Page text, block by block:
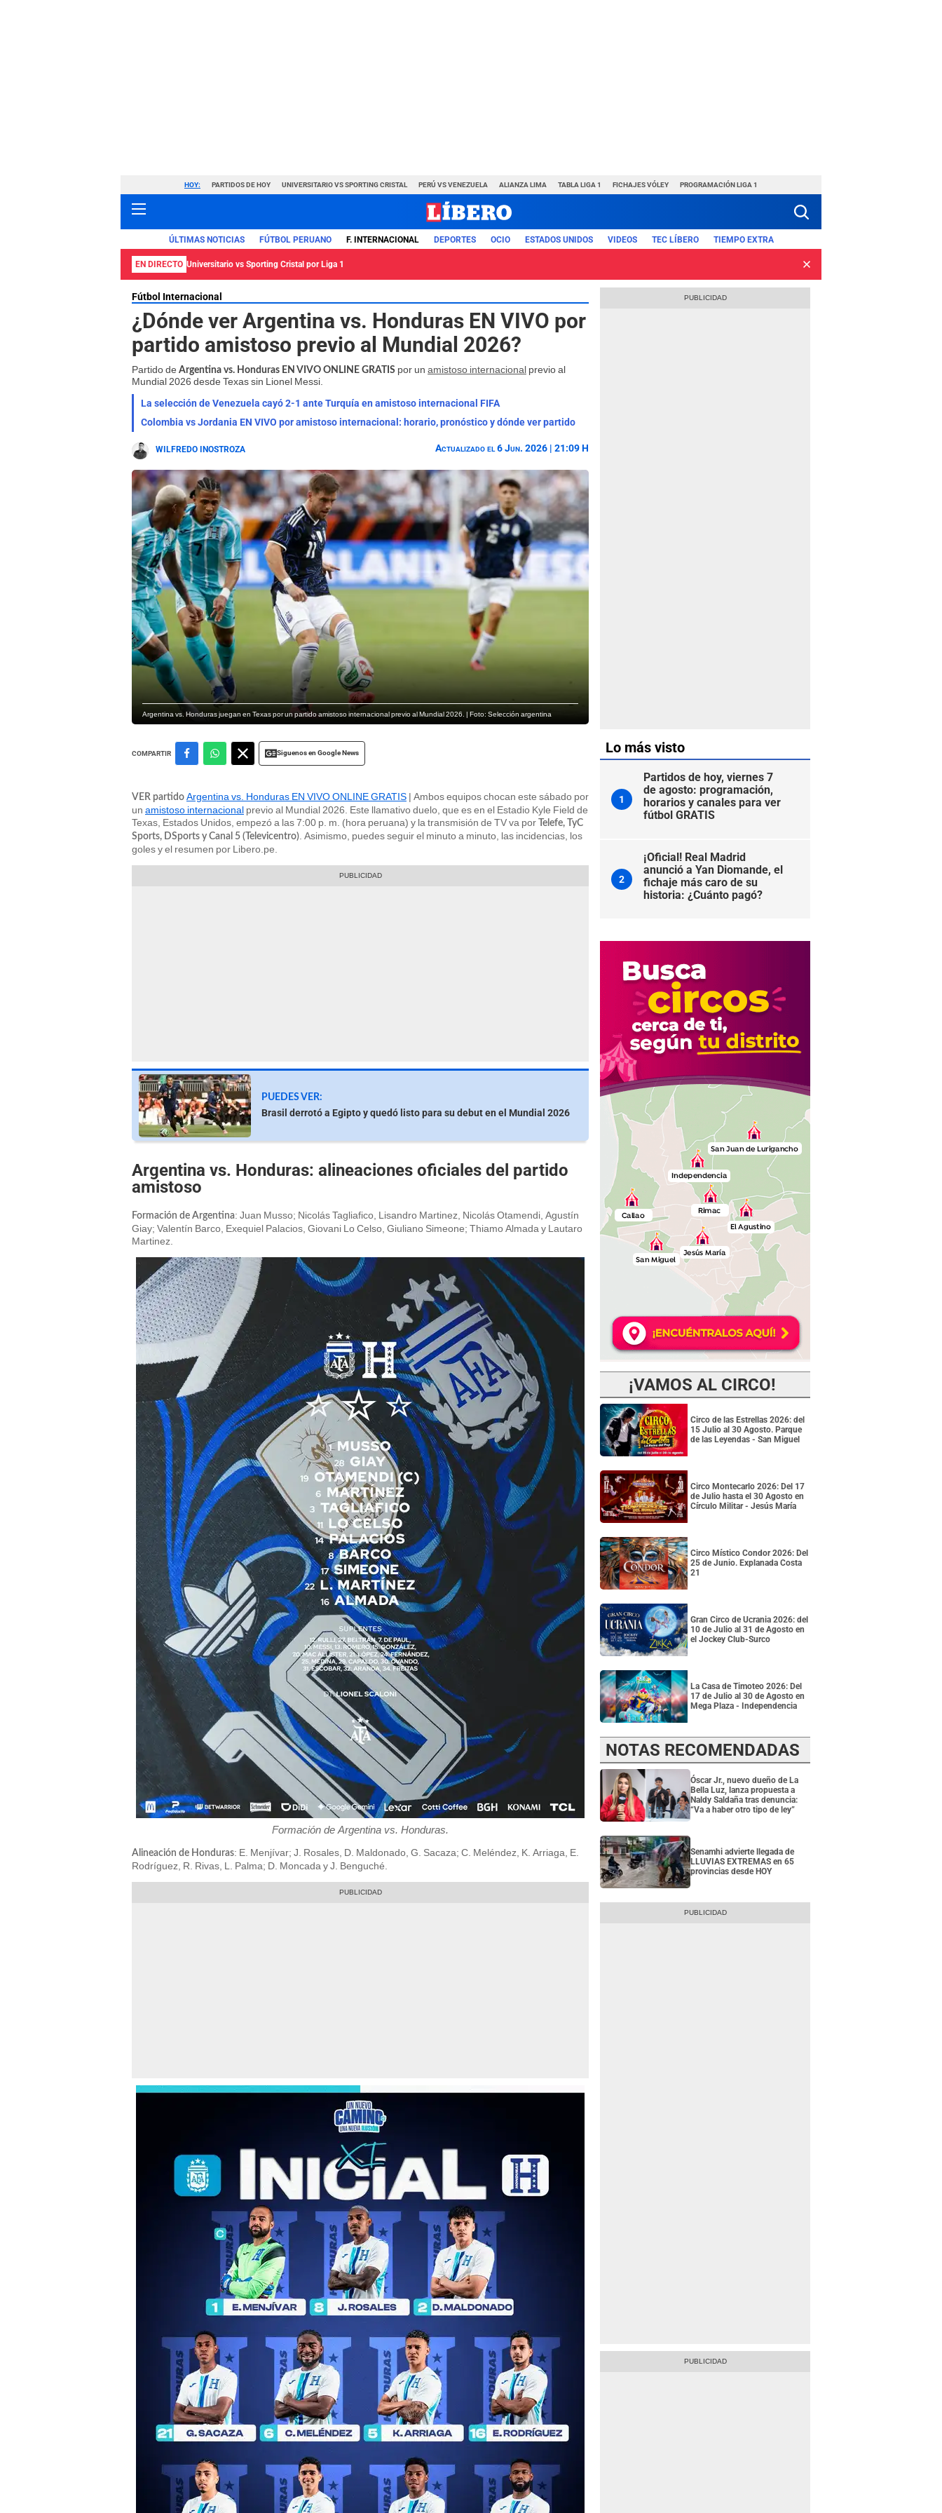
HOY: PARTIDOS DE HOY UNIVERSITARIO VS SPORTING CRISTAL PERÚ VS VENEZUELA ALIANZA LIMA TABLA LIGA 1 FICHAJES VÓLEY PROGRAMACIÓN LIGA 1
ÚLTIMAS NOTICIAS FÚTBOL PERUANO F. INTERNACIONAL DEPORTES OCIO ESTADOS UNIDOS VIDEOS TEC LÍBERO TIEMPO EXTRA
EN DIRECTO Universitario vs Sporting Cristal por Liga 1
Fútbol Internacional
¿Dónde ver Argentina vs. Honduras EN VIVO por
partido amistoso previo al Mundial 2026?
Partido de Argentina vs. Honduras EN VIVO ONLINE GRATIS por un amistoso internacional previo al
Mundial 2026 desde Texas sin Lionel Messi.
La selección de Venezuela cayó 2-1 ante Turquía en amistoso internacional FIFA
Colombia vs Jordania EN VIVO por amistoso internacional: horario, pronóstico y dónde ver partido
WILFREDO INOSTROZA Actualizado el 6 Jun. 2026 | 21:09 H
Argentina vs. Honduras juegan en Texas por un partido amistoso internacional previo al Mundial 2026. | Foto: Selección argentina
COMPARTIR Siguenos en Google News
VER partido Argentina vs. Honduras EN VIVO ONLINE GRATIS | Ambos equipos chocan este sábado por
un amistoso internacional previo al Mundial 2026. Este llamativo duelo, que es en el Estadio Kyle Field de
Texas, Estados Unidos, empezó a las 7:00 p. m. (hora peruana) y la transmisión de TV va por Telefe, TyC
Sports, DSports y Canal 5 (Televicentro) . Asimismo, puedes seguir el minuto a minuto, las incidencias, los
goles y el resumen por Libero.pe.
PUEDES VER:
Brasil derrotó a Egipto y quedó listo para su debut en el Mundial 2026
Argentina vs. Honduras: alineaciones oficiales del partido
amistoso
Formación de Argentina: Juan Musso; Nicolás Tagliafico, Lisandro Martinez, Nicolás Otamendi, Agustín
Giay; Valentín Barco, Exequiel Palacios, Giovani Lo Celso, Giuliano Simeone; Thiamo Almada y Lautaro
Martinez.
Formación de Argentina vs. Honduras.
Alineación de Honduras: E. Menjívar; J. Rosales, D. Maldonado, G. Sacaza; C. Meléndez, K. Arriaga, E.
Rodríguez, R. Rivas, L. Palma; D. Moncada y J. Benguché.
Lo más visto
1
Partidos de hoy, viernes 7
de agosto: programación,
horarios y canales para ver
fútbol GRATIS
2
¡Oficial! Real Madrid
anunció a Yan Diomande, el
fichaje más caro de su
historia: ¿Cuánto pagó?
¡VAMOS AL CIRCO!
Circo de las Estrellas 2026: del
15 Julio al 30 Agosto. Parque
de las Leyendas - San Miguel
Circo Montecarlo 2026: Del 17
de Julio hasta el 30 Agosto en
Círculo Militar - Jesús María
Circo Místico Condor 2026: Del
25 de Junio. Explanada Costa
21
Gran Circo de Ucrania 2026: del
10 de Julio al 31 de Agosto en
el Jockey Club-Surco
La Casa de Timoteo 2026: Del
17 de Julio al 30 de Agosto en
Mega Plaza - Independencia
NOTAS RECOMENDADAS
Óscar Jr., nuevo dueño de La
Bella Luz, lanza propuesta a
Naldy Saldaña tras denuncia:
“Va a haber otro tipo de ley”
Senamhi advierte llegada de
LLUVIAS EXTREMAS en 65
provincias desde HOY